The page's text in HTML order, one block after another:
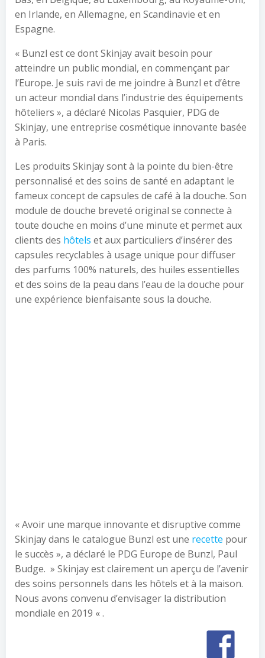
en Irlande, en Allemagne, en Scandinavie et en
Espagne.
« Bunzl est ce dont Skinjay avait besoin pour
atteindre un public mondial, en commençant par
l’Europe. Je suis ravi de me joindre à Bunzl et d’être
un acteur mondial dans l’industrie des équipements
hôteliers », a déclaré Nicolas Pasquier, PDG de
Skinjay, une entreprise cosmétique innovante basée
à Paris.
Les produits Skinjay sont à la pointe du bien-être
personnalisé et des soins de santé en adaptant le
fameux concept de capsules de café à la douche. Son
module de douche breveté original se connecte à
toute douche en moins d’une minute et permet aux
clients des hôtels et aux particuliers d’insérer des
capsules recyclables à usage unique pour diffuser
des parfums 100% naturels, des huiles essentielles
et des soins de la peau dans l’eau de la douche pour
une expérience bienfaisante sous la douche.
« Avoir une marque innovante et disruptive comme
Skinjay dans le catalogue Bunzl est une recette pour
le succès », a déclaré le PDG Europe de Bunzl, Paul
Budge. » Skinjay est clairement un aperçu de l’avenir
des soins personnels dans les hôtels et à la maison.
Nous avons convenu d’envisager la distribution
mondiale en 2019 « .